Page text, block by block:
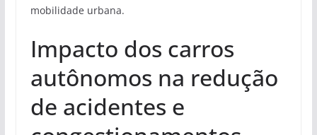
mobilidade urbana.
Impacto dos carros
autônomos na redução
de acidentes e